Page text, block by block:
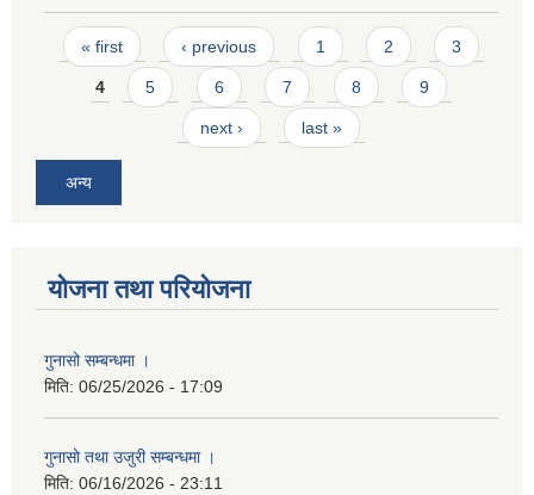
Pages
« first ‹ previous 1 2 3
4 5 6 7 8 9
next › last »
अन्य
योजना तथा परियोजना
गुनासो सम्बन्धमा ।
मिति: 06/25/2026 - 17:09
गुनासो तथा उजुरी सम्बन्धमा ।
मिति: 06/16/2026 - 23:11